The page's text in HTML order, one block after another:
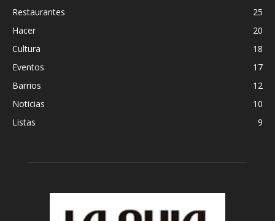
Restaurantes
25
Hacer
20
Cultura
18
Eventos
17
Barrios
12
Noticias
10
Listas
9